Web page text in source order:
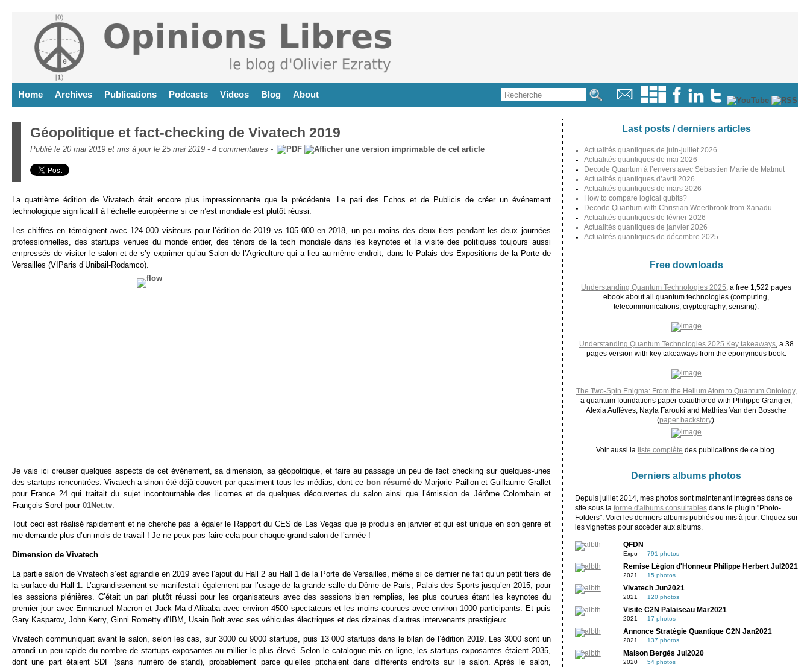
Home Archives Publications Podcasts Videos Blog About
Géopolitique et fact-checking de Vivatech 2019
Publié le 20 mai 2019 et mis à jour le 25 mai 2019 - 4 commentaires -
La quatrième édition de Vivatech était encore plus impressionnante que la précédente. Le pari des Echos et de Publicis de créer un événement
technologique significatif à l’échelle européenne si ce n’est mondiale est plutôt réussi.
Les chiffres en témoignent avec 124 000 visiteurs pour l’édition de 2019 vs 105 000 en 2018, un peu moins des deux tiers pendant les deux journées
professionnelles, des startups venues du monde entier, des ténors de la tech mondiale dans les keynotes et la visite des politiques toujours aussi
empressés de visiter le salon et de s’y exprimer qu’au Salon de l’Agriculture qui a lieu au même endroit, dans le Palais des Expositions de la Porte de
Versailles (VIParis d’Unibail-Rodamco).
Je vais ici creuser quelques aspects de cet événement, sa dimension, sa géopolitique, et faire au passage un peu de fact checking sur quelques-unes
des startups rencontrées. Vivatech a sinon été déjà couvert par quasiment tous les médias, dont ce bon résuméde Marjorie Paillon et Guillaume Grallet
pour France 24 qui traitait du sujet incontournable des licornes et de quelques découvertes du salon ainsi que l’émission de Jérôme Colombain et
François Sorel pour 01Net.tv
Tout ceci est réalisé rapidement et ne cherche pas à égaler le Rapport du CES de Las Vegas que je produis en janvier et qui est unique en son genre et
me demande plus d’un mois de travail ! Je ne peux pas faire cela pour chaque grand salon de l’année !
Dimension de Vivatech
La partie salon de Vivatech s’est agrandie en 2019 avec l’ajout du Hall 2 au Hall 1 de la Porte de Versailles, même si ce dernier ne fait qu’un petit tiers de
la surface du Hall 1. L’agrandissement se manifestait également par l’usage de la grande salle du Dôme de Paris, Palais des Sports jusqu’en 2015, pour
les sessions plénières. C’était un pari plutôt réussi pour les organisateurs avec des sessions bien remplies, les plus courues étant les keynotes du
premier jour avec Emmanuel Macron et Jack Ma d’Alibaba avec environ 4500 spectateurs et les moins courues avec environ 1000 participants. Et puis
Gary Kasparov, John Kerry, Ginni Rometty d’IBM, Usain Bolt avec ses véhicules électriques et des dizaines d’autres intervenants prestigieux.
Vivatech communiquait avant le salon, selon les cas, sur 3000 ou 9000 startups, puis 13 000 startups dans le bilan de l’édition 2019. Les 3000 sont un
arrondi un peu rapide du nombre de startups exposantes au millier le plus élevé. Selon le catalogue mis en ligne, les startups exposantes étaient 2035,
dont une part étaient SDF (sans numéro de stand), probablement parce qu’elles pitchaient dans différents endroits sur le salon. Après le salon,
Last posts / derniers articles
Actualités quantiques de juin-juillet 2026
Actualités quantiques de mai 2026
Decode Quantum à l’envers avec Sébastien Marie de Matmut
Actualités quantiques d’avril 2026
Actualités quantiques de mars 2026
How to compare logical qubits?
Decode Quantum with Christian Weedbrook from Xanadu
Actualités quantiques de février 2026
Actualités quantiques de janvier 2026
Actualités quantiques de décembre 2025
Free downloads
Understanding Quantum Technologies 2025 , a free 1,522 pages
ebook about all quantum technologies (computing,
telecommunications, cryptography, sensing):
Understanding Quantum Technologies 2025 Key takeaways, a 38
pages version with key takeaways from the eponymous book.
The Two-Spin Enigma: From the Helium Atom to Quantum Ontology,
a quantum foundations paper coauthored with Philippe Grangier,
Alexia Auffèves, Nayla Farouki and Mathias Van den Bossche
(paper backstory).
Voir aussi la liste complète des publications de ce blog.
Derniers albums photos
Depuis juillet 2014, mes photos sont maintenant intégrées dans ce
site sous la forme d'albums consultablesdans le plugin "Photo-
Folders". Voici les derniers albums publiés ou mis à jour. Cliquez sur
les vignettes pour accéder aux albums.
QFDN
Expo 791 photos
Remise Légion d'Honneur Philippe Herbert Jul2021
2021 15 photos
Vivatech Jun2021
2021 120 photos
Visite C2N Palaiseau Mar2021
2021 17 photos
Annonce Stratégie Quantique C2N Jan2021
2021 137 photos
Maison Bergès Jul2020
2020 54 photos